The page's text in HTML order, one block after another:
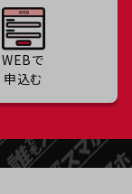
WEBで
申込む